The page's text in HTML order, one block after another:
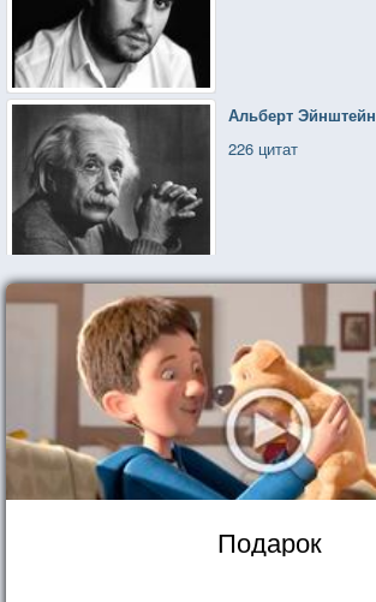
Альберт Эйнштейн
226 цитат
Подарок